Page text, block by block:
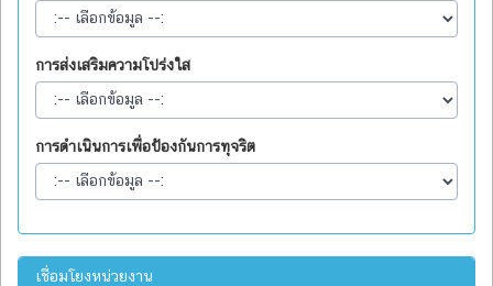
การส่งเสริมความโปร่งใส
การดำเนินการเพื่อป้องกันการทุจริต
เชื่อมโยงหน่วยงาน